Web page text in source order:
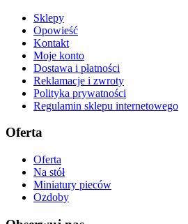
Sklepy
Opowieść
Kontakt
Moje konto
Dostawa i płatności
Reklamacje i zwroty
Polityka prywatności
Regulamin sklepu internetowego
Oferta
Oferta
Na stół
Miniatury pieców
Ozdoby